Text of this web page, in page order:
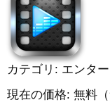
カテゴリ: エンタ
現在の価格: 無料（